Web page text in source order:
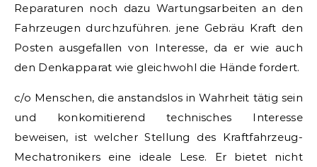
Reparaturen noch dazu Wartungsarbeiten an den
Fahrzeugen durchzuführen. jene Gebräu Kraft den
Posten ausgefallen von Interesse, da er wie auch
den Denkapparat wie gleichwohl die Hände fordert.
c/o Menschen, die anstandslos in Wahrheit tätig sein
und konkomitierend technisches Interesse
beweisen, ist welcher Stellung des Kraftfahrzeug-
Mechatronikers eine ideale Lese. Er bietet nicht